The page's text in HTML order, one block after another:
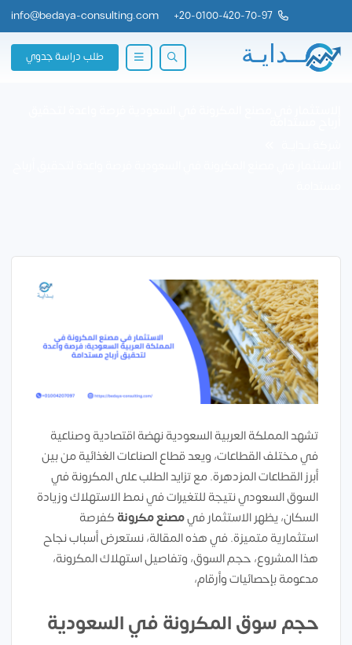
20-0100-420-70-97
+
info@bedaya-consulting.com
طلب دراسة جدوي
تشهد المملكة العربية السعودية نهضة اقتصادية وصناعية
في مختلف القطاعات، ويعد قطاع الصناعات الغذائية من بين
أبرز القطاعات المزدهرة. مع تزايد الطلب على المكرونة في
السوق السعودي نتيجة للتغيرات في نمط الاستهلاك وزيادة
السكان، يظهر الاستثمار فيمصنع مكرونة كفرصة
استثمارية متميزة. في هذه المقالة، نستعرض أسباب نجاح
هذا المشروع، حجم السوق، وتفاصيل استهلاك المكرونة،
مدعومة بإحصائيات وأرقام،
حجم سوق المكرونة في السعودية